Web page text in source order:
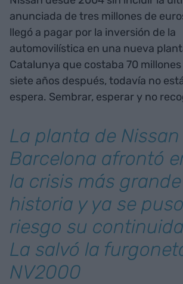
anunciada de tres millones de
llegó a pagar por la inversión de la
automovilística en una nueva
Catalunya que costaba 70
siete años después, todavía no
espera. Sembrar, esperar y no
La planta de Nissan
Barcelona afrontó
la crisis más
historia y ya se
riesgo su
La salvó la
NV2000